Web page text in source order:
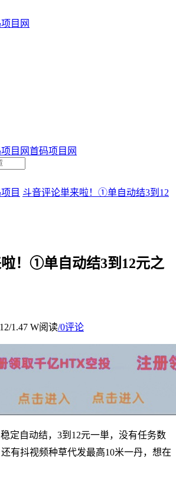
首码项目网
目 斗音评论単来啦！①单自动结3到12
！①单自动结3到12元之
/1.47 W阅读/0评论
定自动结，3到12元一単，没有任务数
有抖视频种草代发最高10米一丹，想在